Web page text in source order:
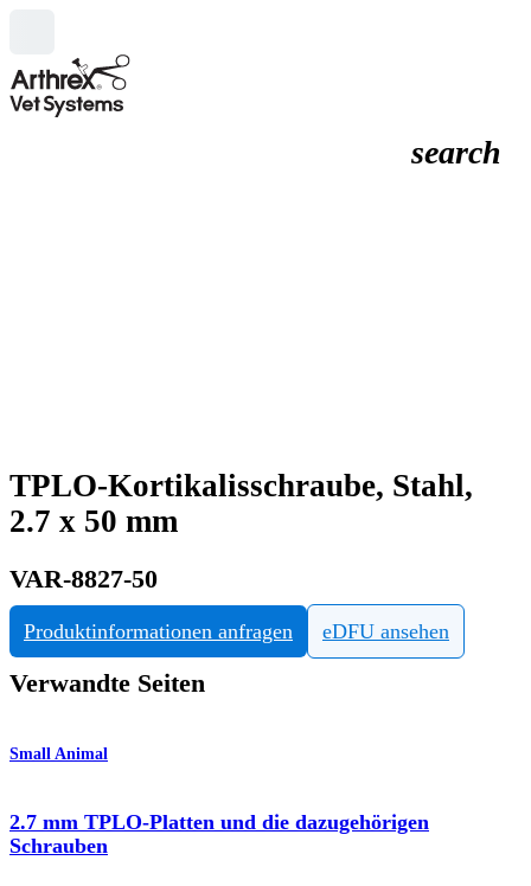
search
TPLO-Kortikalisschraube, Stahl,
2.7 x 50 mm
VAR-8827-50
Produktinformationen anfragen eDFU ansehen
Verwandte Seiten
Small Animal
2.7 mm TPLO-Platten und die dazugehörigen
Schrauben